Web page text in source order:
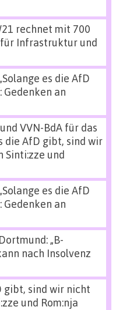
rechnet mit 700
Infrastruktur und
es die AfD
an
VVN-BdA für das
die AfD gibt, sind wir
Sinti:zze und
es die AfD
an
„B-
nach Insolvenz
gibt, sind wir nicht
und Rom:nja